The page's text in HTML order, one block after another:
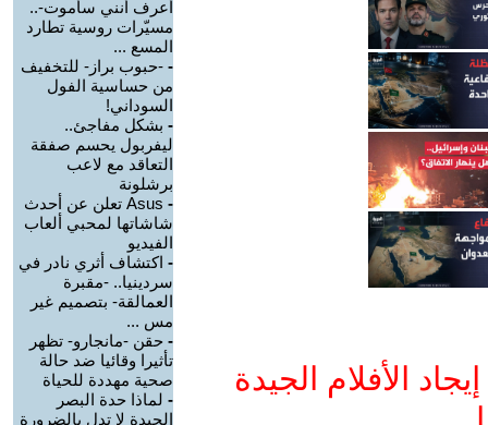
الأفلام الجيدة
أعرف أنني سأموت-..
مسيّرات روسية تطارد
المسع ...
- -حبوب براز- للتخفيف
من حساسية الفول
السوداني!
- بشكل مفاجئ..
ليفربول يحسم صفقة
التعاقد مع لاعب
برشلونة
-
Asus تعلن عن أحدث
شاشاتها لمحبي ألعاب
الفيديو
- اكتشاف أثري نادر في
سردينيا.. -مقبرة
العمالقة- بتصميم غير
مس ...
- حقن -مانجارو- تظهر
تأثيرا وقائيا ضد حالة
صحية مهددة للحياة
- لماذا حدة البصر
الجيدة لا تدل بالضرورة